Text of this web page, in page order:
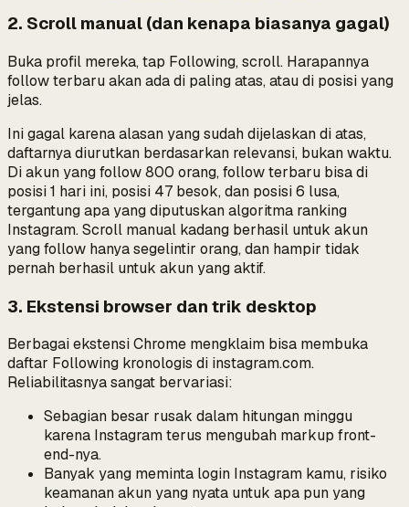
2. Scroll manual (dan kenapa biasanya gagal)
Buka profil mereka, tap Following, scroll. Harapannya
follow terbaru akan ada di paling atas, atau di posisi yang
jelas.
Ini gagal karena alasan yang sudah dijelaskan di atas,
daftarnya diurutkan berdasarkan relevansi, bukan waktu.
Di akun yang follow 800 orang, follow terbaru bisa di
posisi 1 hari ini, posisi 47 besok, dan posisi 6 lusa,
tergantung apa yang diputuskan algoritma ranking
Instagram. Scroll manual kadang berhasil untuk akun
yang follow hanya segelintir orang, dan hampir tidak
pernah berhasil untuk akun yang aktif.
3. Ekstensi browser dan trik desktop
Berbagai ekstensi Chrome mengklaim bisa membuka
daftar Following kronologis di instagram.com.
Reliabilitasnya sangat bervariasi:
Sebagian besar rusak dalam hitungan minggu
karena Instagram terus mengubah markup front-
end-nya.
Banyak yang meminta login Instagram kamu, risiko
keamanan akun yang nyata untuk apa pun yang